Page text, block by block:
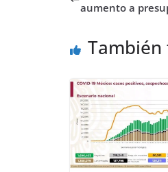
aumento a